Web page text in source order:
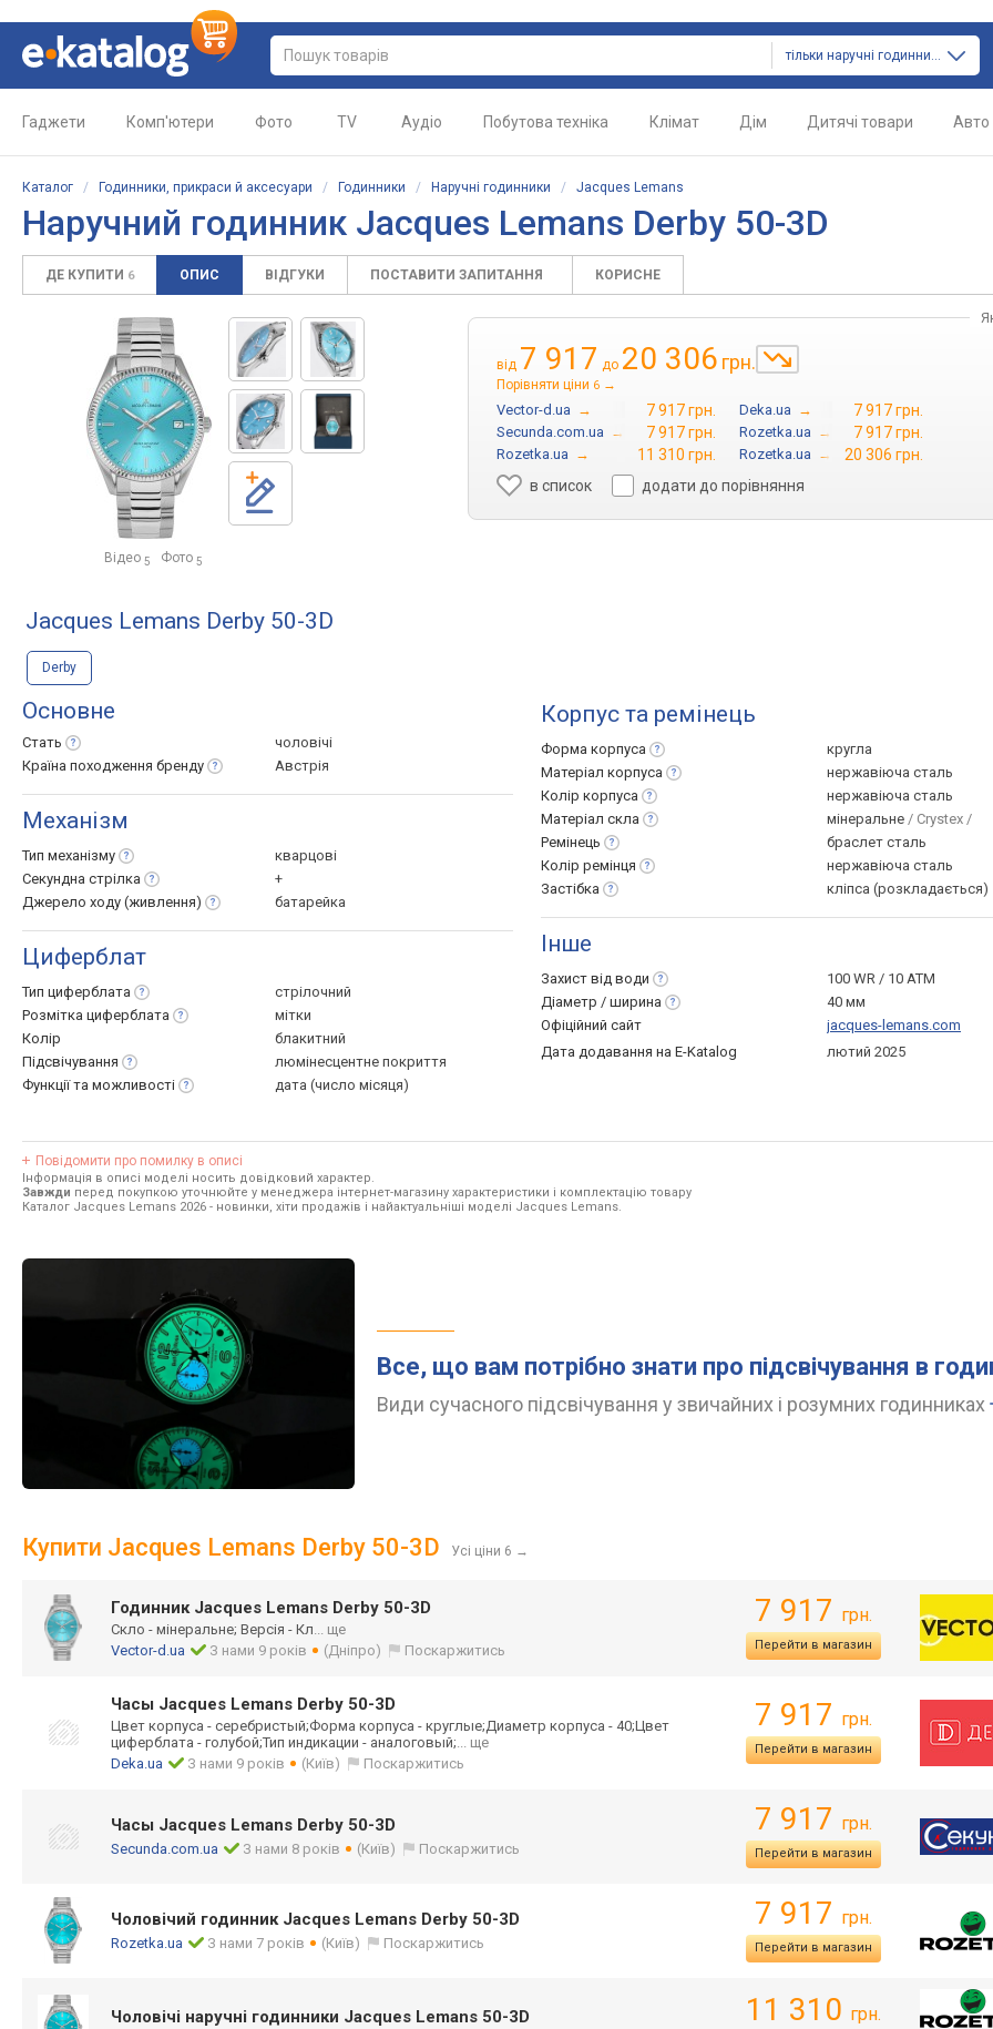
тільки наручні годинники
Гаджети Комп'ютери Фото TV Аудіо Побутова техніка Клімат Дім Дитячі товари Авто
Каталог / Годинники, прикраси й аксесуари / Годинники / Наручні годинники / Jacques Lemans
Наручний годинник Jacques Lemans Derby 50-3D
ДЕ КУПИТИ 6 ОПИС ВІДГУКИ ПОСТАВИТИ ЗАПИТАННЯ КОРИСНЕ
Відео 5 Фото 5
від 7 917 до 20 306 грн.
Порівняти ціни 6 →
Vector-d.ua → 7 917 грн. Deka.ua → 7 917 грн.
Secunda.com.ua → 7 917 грн. Rozetka.ua → 7 917 грн.
Rozetka.ua → 11 310 грн. Rozetka.ua →
20 306 грн.
в список
додати до порівняння
Jacques Lemans Derby 50-3D
Derby
Основне
Стать
чоловічі
Країна походження бренду Австрія
Механізм
Тип механізму
кварцові
Секундна стрілка
+
Джерело ходу (живлення) батарейка
Циферблат
Тип циферблата
стрілочний
Розмітка циферблата
мітки
Колір
блакитний
Підсвічування
люмінесцентне покриття
Функції та можливості дата (число місяця)
Корпус та ремінець
Форма корпуса
кругла
Матеріал корпуса
нержавіюча сталь
Колір корпуса
нержавіюча сталь
Матеріал скла мінеральне / Crystex /
Ремінець
браслет сталь
Колір ремінця
нержавіюча сталь
Застібка
кліпса (розкладається)
Інше
Захист від води
100 WR / 10 ATM
Діаметр / ширина
40 мм
Офіційний сайт
jacques-lemans.com
Дата додавання на E-Katalog
лютий 2025
Повідомити про помилку в описі
Інформація в описі моделі носить довідковий характер.
Завжди перед покупкою уточнюйте у менеджера інтернет-магазину характеристики і комплектацію товару
Каталог Jacques Lemans 2026 - новинки, хіти продажів і найактуальніші моделі Jacques Lemans.
Все, що вам потрібно знати про підсвічування в
Види сучасного підсвічування у звичайних і розумних годинниках
Купити Jacques Lemans Derby 50-3D Усі ціни 6 →
Годинник Jacques Lemans Derby 50-3D
Скло - мінеральне; Версія - Кл... ще
Vector-d.ua
З нами 9 років (Дніпро) Поскаржитись
7 917 грн.
Перейти в магазин
Часы Jacques Lemans Derby 50-3D
Цвет корпуса - серебристый;Форма корпуса - круглые;Диаметр корпуса - 40;Цвет
циферблата - голубой;Тип индикации - аналоговый;... ще
Deka.ua
З нами 9 років (Київ) Поскаржитись
7 917 грн.
Перейти в магазин
Часы Jacques Lemans Derby 50-3D
Secunda.com.ua З нами 8 років (Київ) Поскаржитись
7 917 грн.
Перейти в магазин
Чоловічий годинник Jacques Lemans Derby 50-3D
Rozetka.ua З нами 7 років (Київ) Поскаржитись
7 917 грн.
Перейти в магазин
Чоловічі наручні годинники Jacques Lemans 50-3D 11 310 грн.